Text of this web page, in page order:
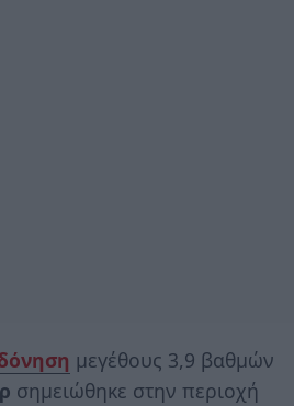
μεγέθους 3,9 βαθμών
σημειώθηκε στην περιοχή